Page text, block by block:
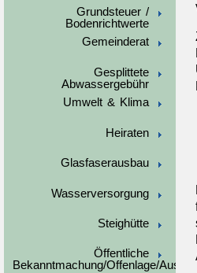
Grundsteuer /
Bodenrichtwerte
Gemeinderat
Gesplittete
Abwassergebühr
Umwelt & Klima
Heiraten
Glasfaserausbau
Wasserversorgung
Steighütte
Öffentliche
Bekanntmachung/Offenlage/